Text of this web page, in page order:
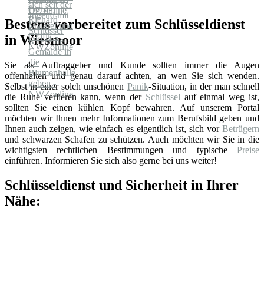
Bestens vorbereitet zum Schlüsseldienst
in Wiesmoor
Sie als Auftraggeber und Kunde sollten immer die Augen
offenhalten und genau darauf achten, an wen Sie sich wenden.
Selbst in einer solch unschönen Panik-Situation, in der man schnell
die Ruhe verlieren kann, wenn der Schlüssel auf einmal weg ist,
sollten Sie einen kühlen Kopf bewahren. Auf unserem Portal
möchten wir Ihnen mehr Informationen zum Berufsbild geben und
Ihnen auch zeigen, wie einfach es eigentlich ist, sich vor Betrügern
und schwarzen Schafen zu schützen. Auch möchten wir Sie in die
wichtigsten rechtlichen Bestimmungen und typische Preise
einführen. Informieren Sie sich also gerne bei uns weiter!
Schlüsseldienst und Sicherheit in Ihrer
Nähe: